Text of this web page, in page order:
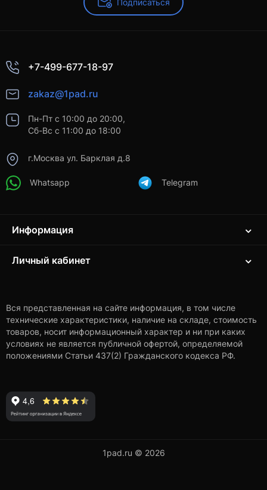
Подписаться
+7-499-677-18-97
zakaz@1pad.ru
Пн-Пт с 10:00 до 20:00,
Сб-Вс с 11:00 до 18:00
г.Москва ул. Барклая д.8
Whatsapp Telegram
Информация
Личный кабинет
Вся представленная на сайте информация, в том числе
технические характеристики, наличие на складе, стоимость
товаров, носит информационный характер и ни при каких
условиях не является публичной офертой, определяемой
положениями Статьи 437(2) Гражданского кодекса РФ.
1pad.ru © 2026